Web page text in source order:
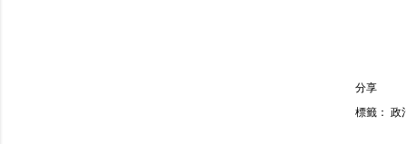
分享
標籤： 政